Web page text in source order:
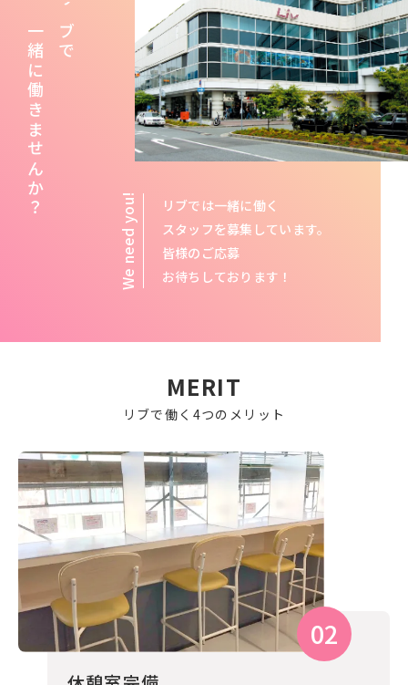
リブで
一緒に働きませんか？
リブでは一緒に働く
スタッフを募集しています。
皆様のご応募
お待ちしております！
MERIT
リブで働く4つのメリット